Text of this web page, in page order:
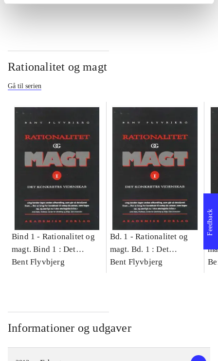
Rationalitet og magt
Gå til serien
Bind 1 - Rationalitet og
magt. Bind 1 : Det
konkretes videnskab
Bent Flyvbjerg
Bd. 1 -Rationalitet og
magt. Bd. 1 : Det
konkretes videnskab
Bent Flyvbjerg
Informationer og udgaver
Feedback